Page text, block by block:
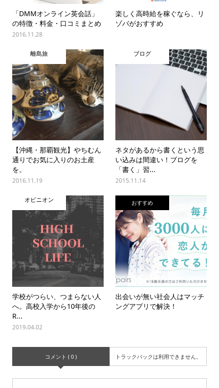
「DMMオンライン英会話」
の特徴・料金・口コミまとめ
2016.11.28
楽しく高時給を稼ぐなら、リ
ゾバがおすすめ
離島旅
【沖縄・那覇観光】やちむん
通りでお気に入りのお土産
を。
2016.11.19
ブログ
ネタがあるから書くという思
い込みは間違い！ブログを
「書く」習...
2015.11.14
オピニオン
学校がつらい、つまらない人
へ。高校入学から10年後の
R...
2019.04.02
おすすめ
出会いが無い社会人はマッチ
ングアプリで解決！
コメント ( 0 ) トラックバックは利用できません。